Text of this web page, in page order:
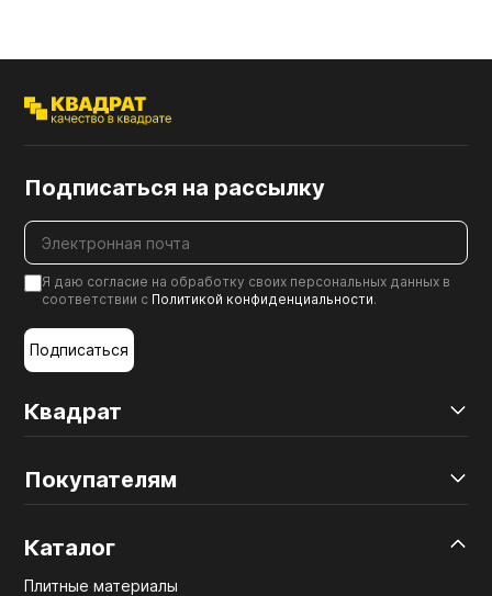
Квадрат
Покупателям
Каталог
Плитные материалы
Подписаться на рассылку
Я даю согласие на обработку своих персональных данных в
соответствии с Политикой конфиденциальности.
Подписаться